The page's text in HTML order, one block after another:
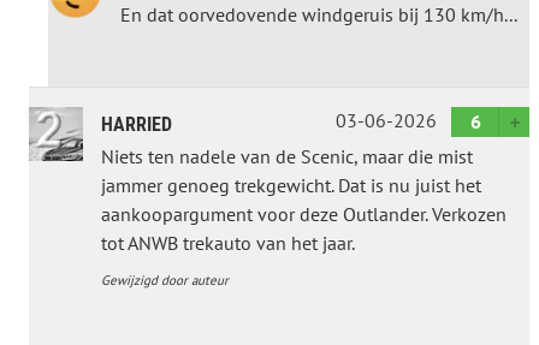
En dat oorvedovende windgeruis bij 130 km/h...
HARRIED 03-06-2026
6
Niets ten nadele van de Scenic, maar die mist
jammer genoeg trekgewicht. Dat is nu juist het
aankoopargument voor deze Outlander. Verkozen
tot ANWB trekauto van het jaar.
Gewijzigd door auteur